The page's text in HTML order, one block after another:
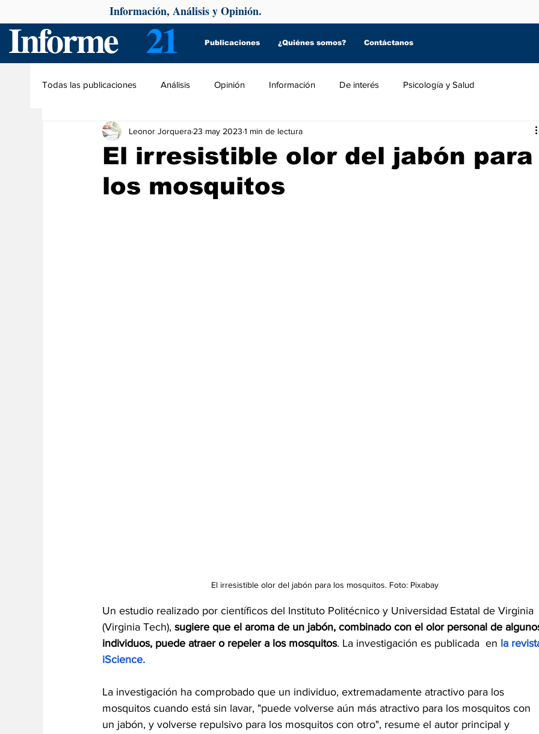
Informe 21 Publicaciones ¿Quiénes somos? Contáctanos
Información, Análisis y Opinión.
Todas las publicaciones Análisis Opinión Información De interés Psicología y Salud
El irresistible olor del jabón para
los mosquitos
Leonor Jorquera 23 may 2023 1 min de lectura
El irresistible olor del jabón para los mosquitos. Foto: Pixabay
Un estudio realizado por científicos del Instituto Politécnico y Universidad Estatal de Virginia
(Virginia Tech), sugiere que el aroma de un jabón, combinado con el olor personal de
individuos, puede atraer o repeler a los mosquitos. La investigación es publicada  en la
iScience.
La investigación ha comprobado que un individuo, extremadamente atractivo para los
mosquitos cuando está sin lavar, "puede volverse aún más atractivo para los mosquitos con
un jabón, y volverse repulsivo para los mosquitos con otro", resume el autor principal y